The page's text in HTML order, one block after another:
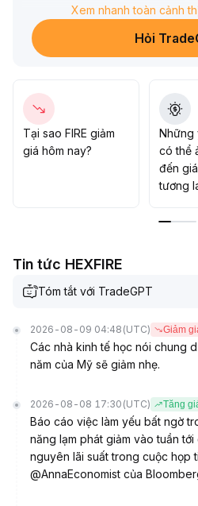
các đồng coin vốn hóa vừa
dòng tiền luân chuyển, FIRE
trợ 0,28-0,32 USD một cách
dịch, đảo chiều tâm lý ngắn
giảm mạnh nhanh chóng
Khuyến nghị nhà đầu tư chia
lỗ nghiêm ngặt và áp dụng
kiểm soát biến động, nắm bắt
và kiểm soát rủi ro sụt giảm.
Xem nhanh toàn cảnh
Hỏi
Tại sao FIRE giảm
giá hôm nay?
Những
có thể
đến
tương
Tin tức HEXFIRE
Tóm tắt với TradeGPT
2026-08-09 04:48 (UTC) Giảm
Các nhà kinh tế học nói chung
năm của Mỹ sẽ giảm nhẹ.
2026-08-08 17:30 (UTC) Tăng
Báo cáo việc làm yếu bất ngờ
năng lạm phát giảm vào tuần
nguyên lãi suất trong cuộc họp
@AnnaEconomist của